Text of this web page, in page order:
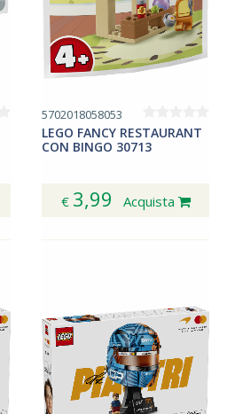
5702018058053
LEGO FANCY RESTAURANT
CON BINGO 30713
€ 3,99 Acquista